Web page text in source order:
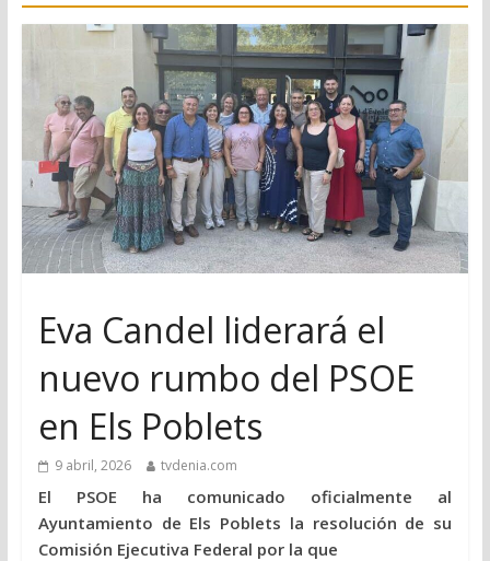
Eva Candel liderará el
nuevo rumbo del PSOE
en Els Poblets
9 abril, 2026 tvdenia.com
El PSOE ha comunicado oficialmente al
Ayuntamiento de Els Poblets la resolución de su
Comisión Ejecutiva Federal por la que